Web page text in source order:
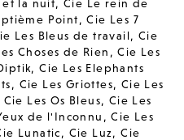
et la nuit,Cie Le rein de
Point,Cie Les 7
Les Bleus de travail, Cie
Choses de Rien ,Cie Les
,Cie Les Elephants
, Cie Les Griottes, Cie Les
Cie Les Os Bleus, Cie Les
de l'Inconnu ,Cie Les
Lunatic, Cie Luz,Cie